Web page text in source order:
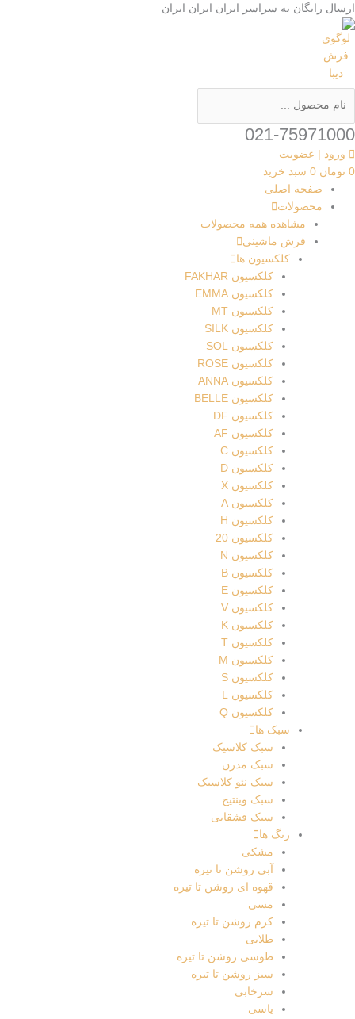
پرش
به
محتوا
ارسال رایگان به سراسر ایران ایران ایران
جستجو
...
021-75971000
ورود | عضویت
0 تومان 0 سبد خرید
صفحه اصلی
محصولات
مشاهده همه محصولات
فرش ماشینی
کلکسیون ها
کلکسیون FAKHAR
کلکسیون EMMA
کلکسیون MT
کلکسیون SILK
کلکسیون SOL
کلکسیون ROSE
کلکسیون ANNA
کلکسیون BELLE
کلکسیون DF
کلکسیون AF
کلکسیون C
کلکسیون D
کلکسیون X
کلکسیون A
کلکسیون H
کلکسیون 20
کلکسیون N
کلکسیون B
کلکسیون E
کلکسیون V
کلکسیون K
کلکسیون T
کلکسیون M
کلکسیون S
کلکسیون L
کلکسیون Q
سبک ها
سبک کلاسیک
سبک مدرن
سبک نئو کلاسیک
سبک وینتیج
سبک قشقایی
رنگ ها
مشکی
آبی روشن تا تیره
قهوه ای روشن تا تیره
مسی
کرم روشن تا تیره
طلایی
طوسی روشن تا تیره
سبز روشن تا تیره
سرخابی
یاسی
جستجو
...